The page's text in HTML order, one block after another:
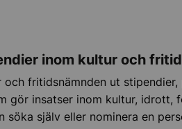
inom kultur och fritid
och fritidsnämnden ut
gör insatser inom kultur, idrott,
söka själv eller nominera en